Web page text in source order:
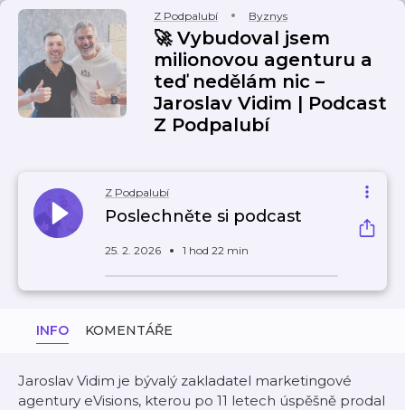
Z Podpalubí Byznys
🚀 Vybudoval jsem
milionovou agenturu a
teď nedělám nic –
Jaroslav Vidim | Podcast
Z Podpalubí
Z Podpalubí
Poslechněte si podcast
25. 2. 2026 1 hod 22 min
INFO KOMENTÁŘE
Jaroslav Vidim je bývalý zakladatel marketingové
agentury eVisions, kterou po 11 letech úspěšně prodal